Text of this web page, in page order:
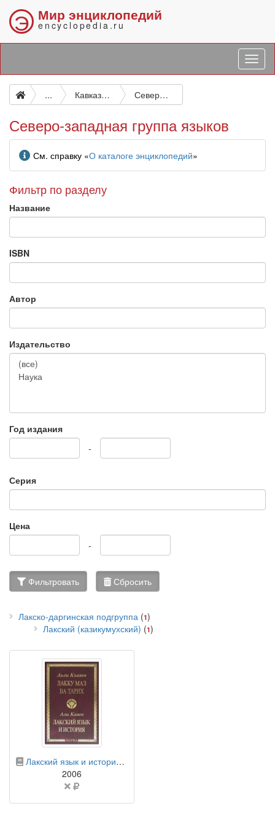
Э Мир энциклопедий
encyclopedia.ru
... Кавказские языки Северо-западная группа языков
Северо-западная группа языков
Информация
См. справку «О каталоге энциклопедий»
Фильтр по разделу
Название
ISBN
Автор
Издательство
Год издания
-
Серия
Цена
-
Фильтровать Сбросить
Лакско-даргинская подгруппа (1)
Лакский (казикумухский) (1)
бумажная книга
Лакский язык и история: энциклопедический словарь
2006
Цена